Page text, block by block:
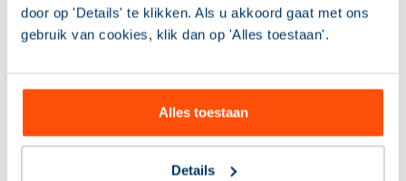
door op 'Details' te klikken. Als u akkoord gaat met ons
gebruik van cookies, klik dan op 'Alles toestaan'.
Alles toestaan
Details
Elke euro die een gemeente uitgeeft, moet
rechtmatig worden besteed. Als interne